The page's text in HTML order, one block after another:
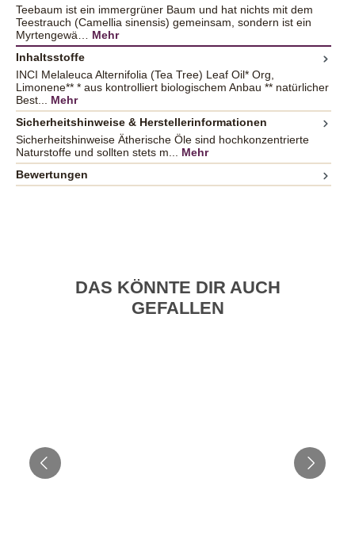
Teebaum ist ein immergrüner Baum und hat nichts mit dem
Teestrauch (Camellia sinensis) gemeinsam, sondern ist ein
Myrtengewä… Mehr
Inhaltsstoffe
INCI Melaleuca Alternifolia (Tea Tree) Leaf Oil* Org,
Limonene** * aus kontrolliert biologischem Anbau ** natürlicher
Best... Mehr
Sicherheitshinweise & Herstellerinformationen
Sicherheitshinweise Ätherische Öle sind hochkonzentrierte
Naturstoffe und sollten stets m... Mehr
Bewertungen
DAS KÖNNTE DIR AUCH
GEFALLEN